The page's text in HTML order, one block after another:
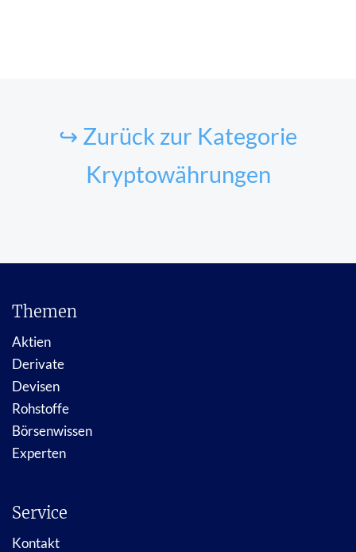
↪ Zurück zur Kategorie
Kryptowährungen
Themen
Aktien
Derivate
Devisen
Rohstoffe
Börsenwissen
Experten
Service
Kontakt